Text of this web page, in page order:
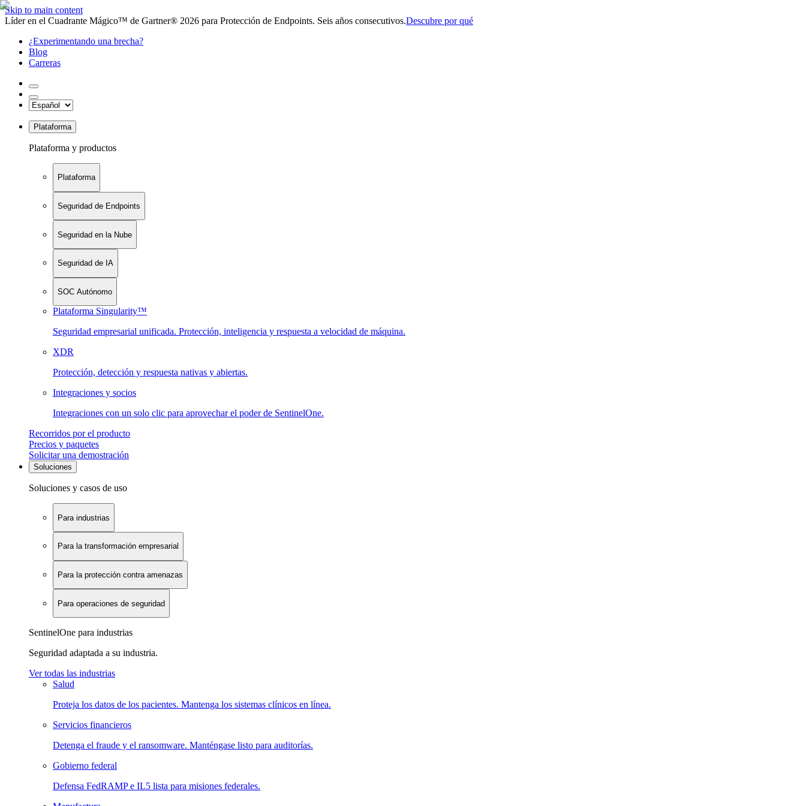
Skip to main content
Líder en el Cuadrante Mágico™ de Gartner® 2026 para Protección de Endpoints. Seis años consecutivos.Descubre por qué
¿Experimentando una brecha?
Blog
Carreras
Plataforma
Plataforma y productos
Plataforma
Seguridad de Endpoints
Seguridad en la Nube
Seguridad de IA
SOC Autónomo
Plataforma Singularity™
Seguridad empresarial unificada. Protección, inteligencia y respuesta a velocidad de máquina.
XDR
Protección, detección y respuesta nativas y abiertas.
Integraciones y socios
Integraciones con un solo clic para aprovechar el poder de SentinelOne.
Recorridos por el producto
Precios y paquetes
Solicitar una demostración
Soluciones
Soluciones y casos de uso
Para industrias
Para la transformación empresarial
Para la protección contra amenazas
Para operaciones de seguridad
SentinelOne para industrias
Seguridad adaptada a su industria.
Ver todas las industrias
Salud
Proteja los datos de los pacientes. Mantenga los sistemas clínicos en línea.
Servicios financieros
Detenga el fraude y el ransomware. Manténgase listo para auditorías.
Gobierno federal
Defensa FedRAMP e IL5 lista para misiones federales.